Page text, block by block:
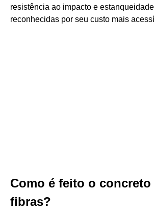
resistência ao impacto e
reconhecidas por seu custo mais
Como é feito o concreto
fibras?